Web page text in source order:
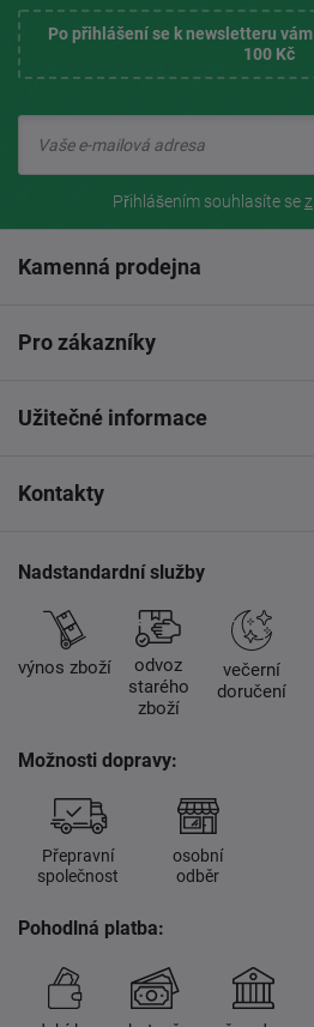
Po přihlášení se k newsletteru
100 Kč
Přihlášením souhlasíte se
Kamenná prodejna
Pro zákazníky
Užitečné informace
Kontakty
Nadstandardní služby
výnos zboží
odvoz
starého
zboží
večerní
doručení
Možnosti dopravy:
Přepravní
společnost
osobní
odběr
Pohodlná platba: